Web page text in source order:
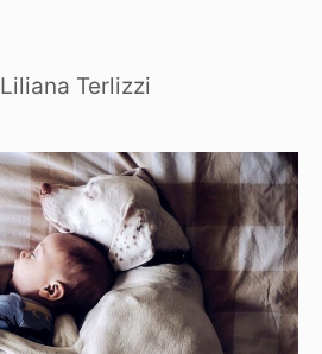
Liliana Terlizzi